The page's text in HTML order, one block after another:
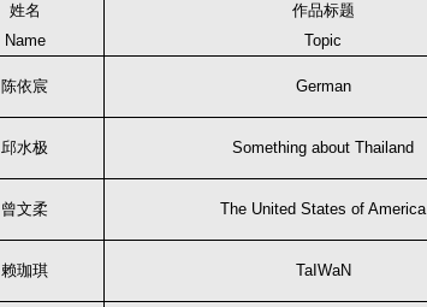
姓名
Name
作品标题
Topic
陈依宸 German
邱水极 Something about Thailand
曾文柔 The United States of America
赖珈琪 TaIWaN